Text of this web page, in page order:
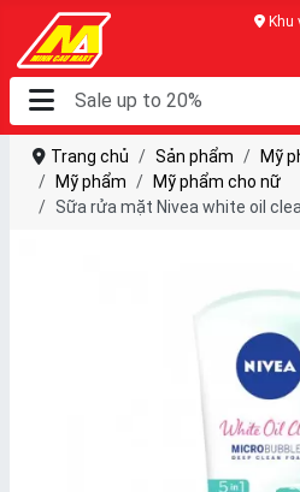
Khu
Trang chủ Sản phẩm
Mỹ
Mỹ phẩm
Mỹ phẩm cho nữ
Sữa rửa mặt Nivea white oil